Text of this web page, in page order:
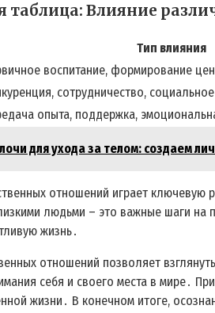
таблица: Влияние
Тип влияния
воспитание, формирование
сотрудничество,
опыта, поддержка,
для ухода за телом: создаем
отношений играет ключевую
людьми – это важные шаги на
жизнь․
отношений позволяет
себя и своего места в мире․
жизни․ В конечном итоге,